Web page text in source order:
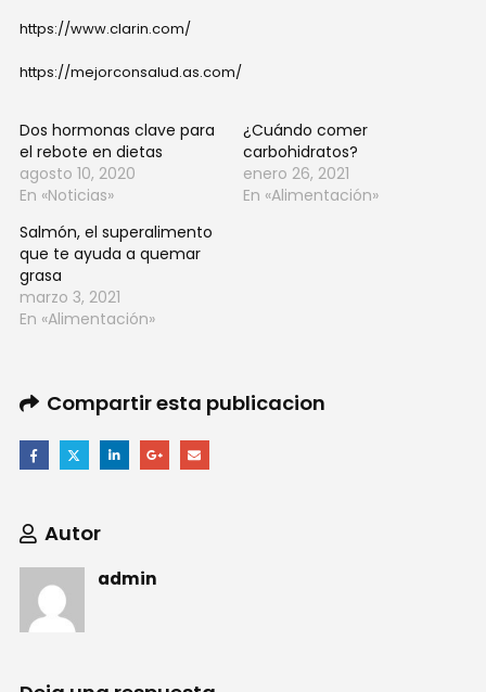
https://www.clarin.com/
https://mejorconsalud.as.com/
Dos hormonas clave para
el rebote en dietas
agosto 10, 2020
En «Noticias»
¿Cuándo comer
carbohidratos?
enero 26, 2021
En «Alimentación»
Salmón, el superalimento
que te ayuda a quemar
grasa
marzo 3, 2021
En «Alimentación»
Compartir esta publicacion
Autor
admin